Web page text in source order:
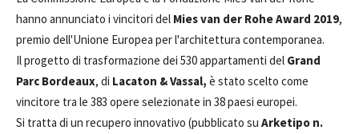
hanno annunciato i vincitori del Mies van der Rohe Award 2019,
premio dell'Unione Europea per l'architettura contemporanea.
Il progetto di trasformazione dei 530 appartamenti del Grand
Parc Bordeaux, di Lacaton & Vassal, è stato scelto come
vincitore tra le 383 opere selezionate in 38 paesi europei.
Si tratta di un recupero innovativo (pubblicato su Arketipo n.